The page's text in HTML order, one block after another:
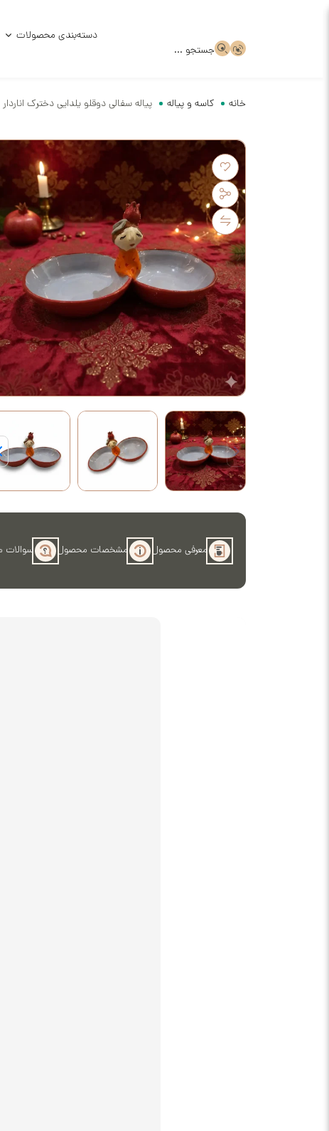
جستجو ...
دسته‌بندی محصولات
ظروف
ظروف
قالب گچی
ظروف
خانه کاسه و پیاله پیاله سفالی دوقلو یلدایی دخترک اناردار
معرفی محصول مشخصات محصول سوالات